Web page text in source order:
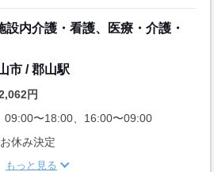
設内介護・看護、医療・介護・
市 / 郡山駅
円
09:00〜18:00、16:00〜09:00
休み決定
もっと見る